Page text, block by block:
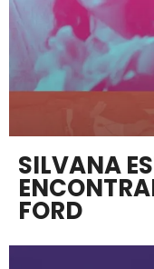
SILVANA
FORD